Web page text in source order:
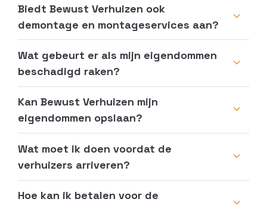
Biedt Bewust Verhuizen ook
demontage en montageservices aan?
Wat gebeurt er als mijn eigendommen
beschadigd raken?
Kan Bewust Verhuizen mijn
eigendommen opslaan?
Wat moet ik doen voordat de
verhuizers arriveren?
Hoe kan ik betalen voor de